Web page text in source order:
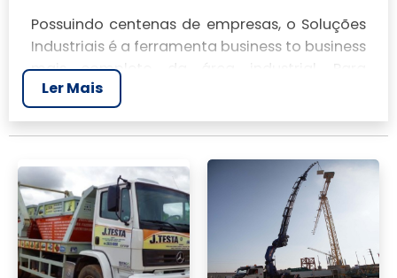
Possuindo centenas de empresas, o Soluções
Industriais é a ferramenta business to business
mais completo da área industrial. Para
realizar um orçamento de Guindaste munck,
clique em um ou mais dos anuciantes a
seguir:
Ler Mais